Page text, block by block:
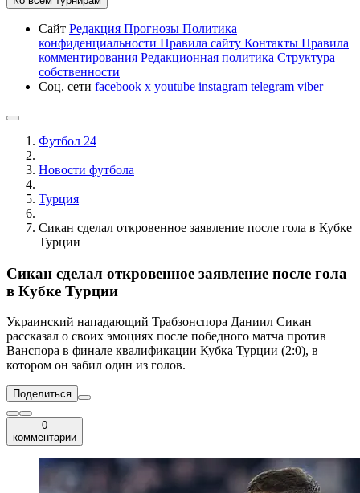
Сайт Редакция Прогнозы Политика
конфиденциальности Правила сайту Контакты Правила
комментирования Редакционная политика Структура
собственности
Соц. сети facebook x youtube instagram telegram viber
Футбол 24
Новости футбола
Турция
Сикан сделал откровенное заявление после гола в Кубке
Турции
Сикан сделал откровенное заявление после гола
в Кубке Турции
Украинский нападающий Трабзонспора Даниил Сикан
рассказал о своих эмоциях после победного матча против
Ванспора в финале квалификации Кубка Турции (2:0), в
котором он забил один из голов.
Поделиться
0
комментарии